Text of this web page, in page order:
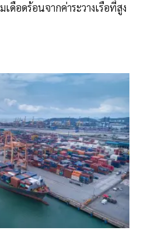
ดือดร้อนจากค่าระวางเรือที่สูง